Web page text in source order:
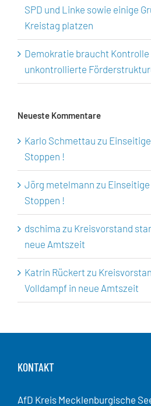
SPD und Linke sowie einige
Kreistag platzen
Demokratie braucht Kontrolle
unkontrollierte
Neueste Kommentare
Karlo Schmettau zu
Stoppen !
Jörg metelmann zu
Stoppen !
dschima zu Kreisvorstand
neue Amtszeit
Katrin Rückert zu
Volldampf in neue Amtszeit
KONTAKT
AfD Kreis Mecklenburgische